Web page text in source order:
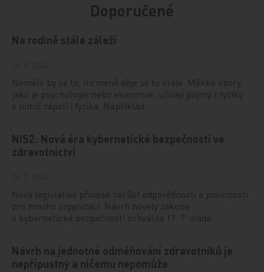
Doporučené
Na rodině stále záleží
Nemělo by se to, nicméně děje se to stále. Měkké obory,
jako je psychologie nebo ekonomie, užívají pojmy z fyziky,
s nimiž zápolí i fyzika. Například…
NIS2: Nová éra kybernetické bezpečnosti ve
zdravotnictví
Nová legislativa přinese nárůst odpovědnosti a povinností
pro mnoho organizací. Návrh novely zákona
o kybernetické bezpečnosti schválila 17. 7. vláda…
Návrh na jednotné odměňování zdravotníků je
nepřípustný a ničemu nepomůže